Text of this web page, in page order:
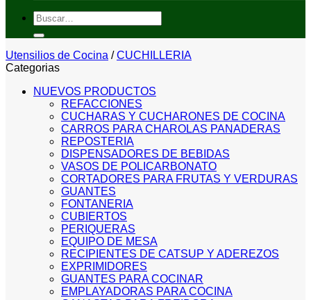
Buscar
por:
Utensilios de Cocina / CUCHILLERIA
Categorias
NUEVOS PRODUCTOS
REFACCIONES
CUCHARAS Y CUCHARONES DE COCINA
CARROS PARA CHAROLAS PANADERAS
REPOSTERIA
DISPENSADORES DE BEBIDAS
VASOS DE POLICARBONATO
CORTADORES PARA FRUTAS Y VERDURAS
GUANTES
FONTANERIA
CUBIERTOS
PERIQUERAS
EQUIPO DE MESA
RECIPIENTES DE CATSUP Y ADEREZOS
EXPRIMIDORES
GUANTES PARA COCINAR
EMPLAYADORAS PARA COCINA